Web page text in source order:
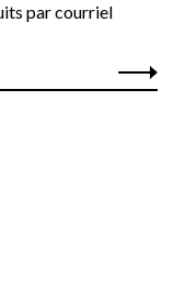
par courriel